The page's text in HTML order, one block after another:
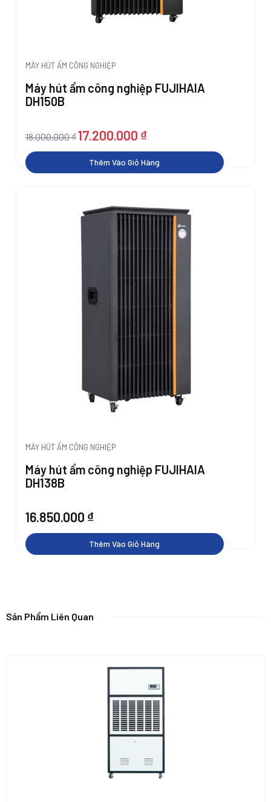
MÁY HÚT ẨM CÔNG NGHIỆP
Máy hút ẩm công nghiệp FUJIHAIA
DH150B
18.000.000₫Giá
18.000.000 ₫.
17.200.000 ₫Giá
tại
là:
Thêm Vào Giỏ Hàng
MÁY HÚT ẨM CÔNG NGHIỆP
Máy hút ẩm công nghiệp FUJIHAIA
DH138B
16.850.000 ₫
Thêm Vào Giỏ Hàng
Sản Phẩm Liên Quan